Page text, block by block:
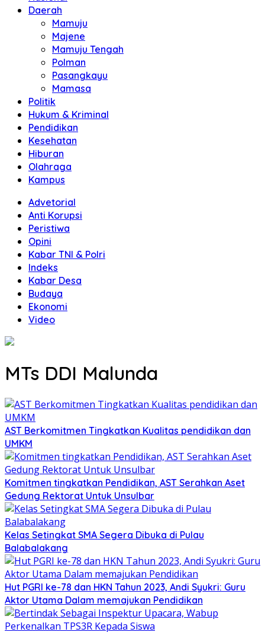
Daerah
Mamuju
Majene
Mamuju Tengah
Polman
Pasangkayu
Mamasa
Politik
Hukum & Kriminal
Pendidikan
Kesehatan
Hiburan
Olahraga
Kampus
Advetorial
Anti Korupsi
Peristiwa
Opini
Kabar TNI & Polri
Indeks
Kabar Desa
Budaya
Ekonomi
Video
MTs DDI Malunda
AST Berkomitmen Tingkatkan Kualitas pendidikan dan
UMKM
Komitmen tingkatkan Pendidikan, AST Serahkan Aset
Gedung Rektorat Untuk Unsulbar
Kelas Setingkat SMA Segera Dibuka di Pulau
Balabalakang
Hut PGRI ke-78 dan HKN Tahun 2023, Andi Syukri: Guru
Aktor Utama Dalam memajukan Pendidikan